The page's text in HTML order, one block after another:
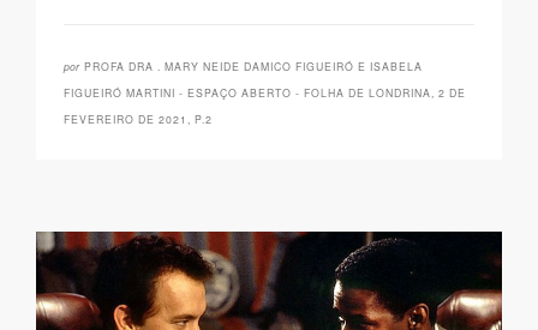
por PROFA DRA . MARY NEIDE DAMICO FIGUEIRÓ E ISABELA
FIGUEIRÓ MARTINI - ESPAÇO ABERTO - FOLHA DE LONDRINA, 2 DE
FEVEREIRO DE 2021, P.2